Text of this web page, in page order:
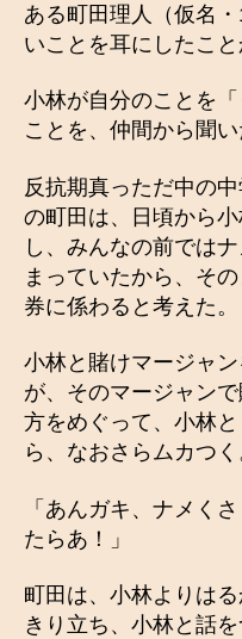
ある町田理人（仮名
いことを耳にしたこと
小林が自分のことを
ことを、仲間から聞い
反抗期真っただ中の
の町田は、日頃から
し、みんなの前では
まっていたから、そ
券に係わると考えた。
小林と賭けマージャ
が、そのマージャン
方をめぐって、小林
ら、なおさらムカつく
「あんガキ、ナメく
たらあ！」
町田は、小林よりは
きり立ち、小林と話を